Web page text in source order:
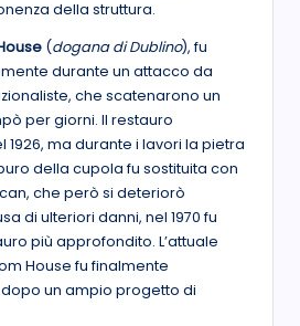
della struttura.
(dogana di Dublino), fu
durante un attacco da
che scatenarono un
per giorni. Il restauro
1926, ma durante i lavori la pietra
della cupola fu sostituita con
che però si deteriorò
di ulteriori danni, nel 1970 fu
più approfondito. L’attuale
House fu finalmente
dopo un ampio progetto di